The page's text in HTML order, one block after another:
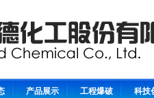
产品展示 工程爆破 科技